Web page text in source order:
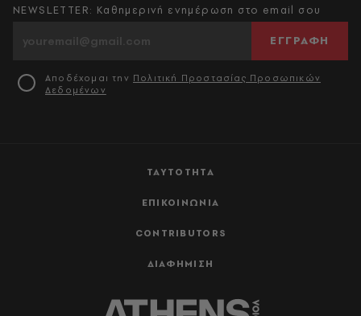
ΤΑΥΤΟΤΗΤΑ
ΕΠΙΚΟΙΝΩΝΙΑ
CONTRIBUTORS
ΔΙΑΦΗΜΙΣΗ
NEWSLETTER: Καθημερινή ενημέρωση στο email σου
ΕΓΓΡΑΦΗ
Αποδέχομαι την Πολιτική Προστασίας Προσωπικών
Δεδομένων